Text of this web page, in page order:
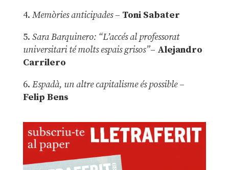
4. Memòries anticipades– Toni Sabater
5. Sara Barquinero: “L’accés al professorat
universitari té molts espais grisos”– Alejandro
Carrilero
6. Espadà, un altre capitalisme és possible –
Felip Bens